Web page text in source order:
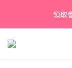
【新會員】即
領取
【新會員】即